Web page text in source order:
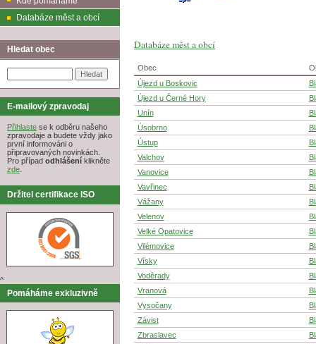
Databáze měst a obcí
Hledat obec
E-mailový zpravodaj
Přihlaste se k odběru našeho
zpravodaje a budete vždy jako
první informováni o
připravovaných novinkách.
Pro případ odhlášení klikněte
zde.
Držitel certifikace ISO
^
Pomáháme exkluzivně
Databáze měst a obcí
Obec
Újezd u Boskovic
Újezd u Černé Hory
Unín
Úsobrno
Ústup
Valchov
Vanovice
Vavřinec
Vážany
Velenov
Velké Opatovice
Vilémovice
Vísky
Voděrady
Vranová
Vysočany
Závist
Zbraslavec